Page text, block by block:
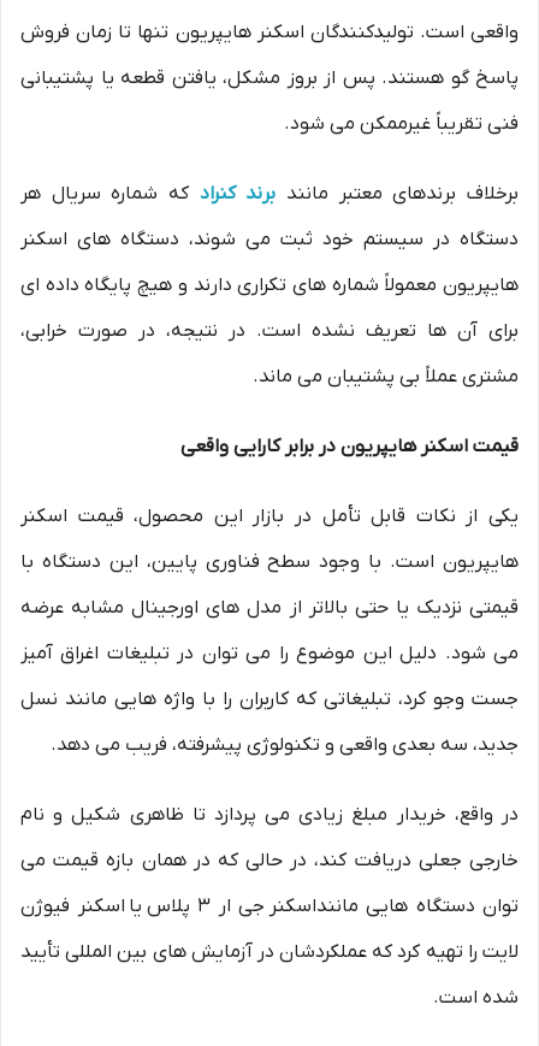
واقعی است. تولیدکنندگان اسکنر هایپریون تنها تا زمان فروش
پاسخ گو هستند. پس از بروز مشکل، یافتن قطعه یا پشتیبانی
فنی تقریباً غیرممکن می شود.
برخلاف برندهای معتبر مانند برند کنراد که شماره سریال هر
دستگاه در سیستم خود ثبت می شوند، دستگاه های اسکنر
هایپریون معمولاً شماره های تکراری دارند و هیچ پایگاه داده ای
برای آن ها تعریف نشده است. در نتیجه، در صورت خرابی،
مشتری عملاً بی پشتیبان می ماند.
قیمت اسکنر هایپریون در برابر کارایی واقعی
یکی از نکات قابل تأمل در بازار این محصول، قیمت اسکنر
هایپریون است. با وجود سطح فناوری پایین، این دستگاه با
قیمتی نزدیک یا حتی بالاتر از مدل های اورجینال مشابه عرضه
می شود. دلیل این موضوع را می توان در تبلیغات اغراق آمیز
جست وجو کرد، تبلیغاتی که کاربران را با واژه هایی مانند نسل
جدید، سه بعدی واقعی و تکنولوژی پیشرفته، فریب می دهد.
در واقع، خریدار مبلغ زیادی می پردازد تا ظاهری شکیل و نام
خارجی جعلی دریافت کند، در حالی که در همان بازه قیمت می
توان دستگاه هایی ماننداسکنر جی ار 3 پلاس یا اسکنر فیوژن
لایت را تهیه کرد که عملکردشان در آزمایش های بین المللی تأیید
شده است.